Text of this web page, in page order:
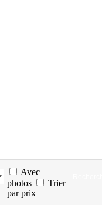
Avec
photos
Trier
par prix